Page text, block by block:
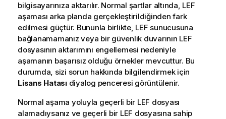
bilgisayarınıza aktarılır. Normal şartlar altında, LEF
aşaması arka planda gerçekleştirildiğinden fark
edilmesi güçtür. Bununla birlikte, LEF sunucusuna
bağlanamamanız veya bir güvenlik duvarının LEF
dosyasının aktarımını engellemesi nedeniyle
aşamanın başarısız olduğu örnekler mevcuttur. Bu
durumda, sizi sorun hakkında bilgilendirmek için
Lisans Hatasıdiyalog penceresi görüntülenir.
Normal aşama yoluyla geçerli bir LEF dosyası
alamadıysanız ve geçerli bir LEF dosyasına sahip